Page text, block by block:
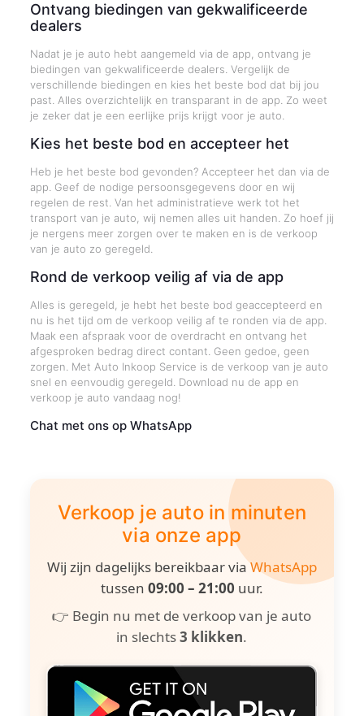
Ontvang biedingen van gekwalificeerde
dealers
Nadat je je auto hebt aangemeld via de app, ontvang je
biedingen van gekwalificeerde dealers. Vergelijk de
verschillende biedingen en kies het beste bod dat bij jou
past. Alles overzichtelijk en transparant in de app. Zo weet
je zeker dat je een eerlijke prijs krijgt voor je auto.
Kies het beste bod en accepteer het
Heb je het beste bod gevonden? Accepteer het dan via de
app. Geef de nodige persoonsgegevens door en wij
regelen de rest. Van het administratieve werk tot het
transport van je auto, wij nemen alles uit handen. Zo hoef jij
je nergens meer zorgen over te maken en is de verkoop
van je auto zo geregeld.
Rond de verkoop veilig af via de app
Alles is geregeld, je hebt het beste bod geaccepteerd en
nu is het tijd om de verkoop veilig af te ronden via de app.
Maak een afspraak voor de overdracht en ontvang het
afgesproken bedrag direct contant. Geen gedoe, geen
zorgen. Met Auto Inkoop Service is de verkoop van je auto
snel en eenvoudig geregeld. Download nu de app en
verkoop je auto vandaag nog!
Chat met ons op WhatsApp
Verkoop je auto in minuten
via onze app
Wij zijn dagelijks bereikbaar viaWhatsApp
tussen 09:00 – 21:00 uur.
👉 Begin nu met de verkoop van je auto
in slechts3 klikken.